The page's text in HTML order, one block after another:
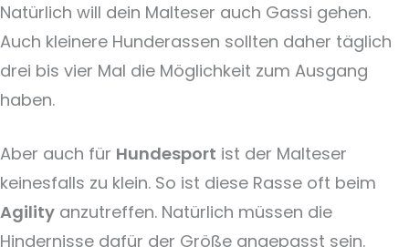
Natürlich will dein Malteser auch Gassi gehen.
Auch kleinere Hunderassen sollten daher täglich
drei bis vier Mal die Möglichkeit zum Ausgang
haben.
Aber auch für Hundesport ist der Malteser
keinesfalls zu klein. So ist diese Rasse oft beim
Agility anzutreffen. Natürlich müssen die
Hindernisse dafür der Größe angepasst sein.